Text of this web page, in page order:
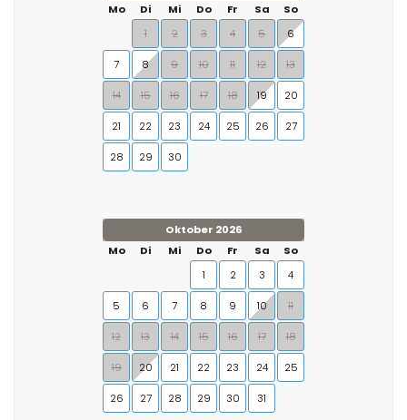
Mo
Di Mi Do Fr Sa
So
1
2 3 4 5 6
7 8 9 10 11 12 13
14 15 16 17 18 19 20
21 22 23 24 25 26 27
28 29 30
Oktober 2026
Mo
Di Mi Do Fr Sa
So
1
2 3 4
5 6 7 8 9 10 11
12 13 14 15 16 17 18
19 20 21 22 23 24 25
26 27 28 29 30 31